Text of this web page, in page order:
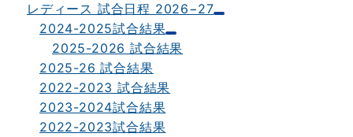
レディース 試合日程 2026−27
2024-2025試合結果
2025-2026 試合結果
2025-26 試合結果
2022-2023 試合結果
2023-2024試合結果
2022-2023試合結果